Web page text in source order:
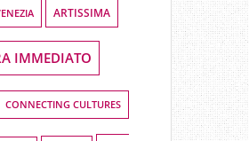
ARTISSIMA
IMMEDIATO
CONNECTING CULTURES